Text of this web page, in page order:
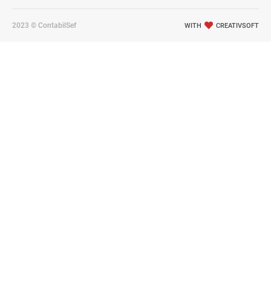
2023 © ContabilSef WITH CREATIVSOFT